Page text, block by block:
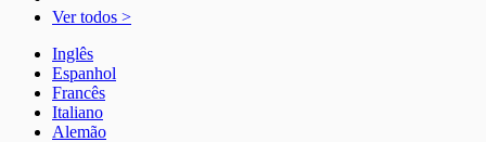
Ver todos >
Inglês
Espanhol
Francês
Italiano
Alemão